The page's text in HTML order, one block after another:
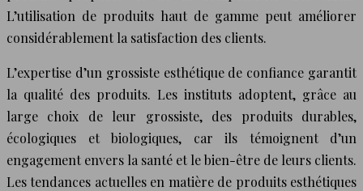
L’utilisation de produits haut de gamme peut améliorer
considérablement la satisfaction des clients.
L’expertise d’un grossiste esthétique de confiance garantit
la qualité des produits. Les instituts adoptent, grâce au
large choix de leur grossiste, des produits durables,
écologiques et biologiques, car ils témoignent d’un
engagement envers la santé et le bien-être de leurs clients.
Les tendances actuelles en matière de produits esthétiques